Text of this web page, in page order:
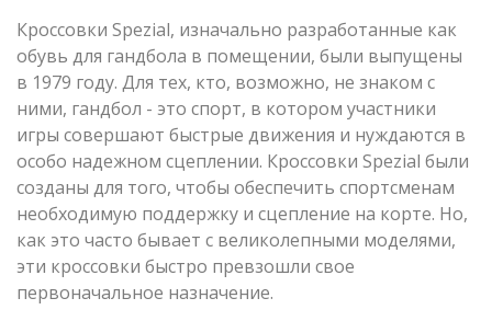
Кроссовки Spezial, изначально разработанные как
обувь для гандбола в помещении, были выпущены
в 1979 году. Для тех, кто, возможно, не знаком с
ними, гандбол - это спорт, в котором участники
игры совершают быстрые движения и нуждаются в
особо надежном сцеплении. Кроссовки Spezial были
созданы для того, чтобы обеспечить спортсменам
необходимую поддержку и сцепление на корте. Но,
как это часто бывает с великолепными моделями,
эти кроссовки быстро превзошли свое
первоначальное назначение.